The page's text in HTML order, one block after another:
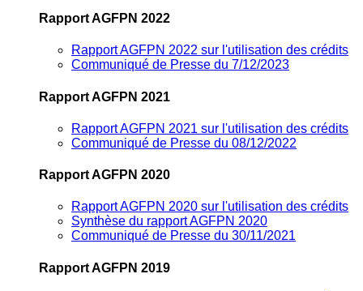
Rapport AGFPN 2022
Rapport AGFPN 2022 sur l'utilisation des crédits
Communiqué de Presse du 7/12/2023
Rapport AGFPN 2021
Rapport AGFPN 2021 sur l'utilisation des crédits
Communiqué de Presse du 08/12/2022
Rapport AGFPN 2020
Rapport AGFPN 2020 sur l'utilisation des crédits
Synthèse du rapport AGFPN 2020
Communiqué de Presse du 30/11/2021
Rapport AGFPN 2019